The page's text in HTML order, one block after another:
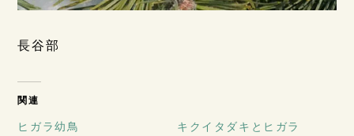
長谷部
関連
ヒガラ幼鳥
キクイタダキとヒガラ